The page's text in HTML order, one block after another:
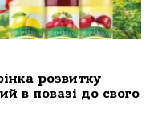
розвитку
в повазі до свого